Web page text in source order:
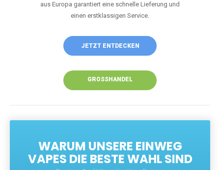
aus Europa garantiert eine schnelle Lieferung und
einen erstklassigen Service.
JETZT ENTDECKEN
GROSSHANDEL
WARUM UNSERE EINWEG
VAPES DIE BESTE WAHL SIND